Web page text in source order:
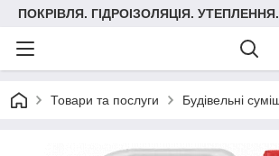
ПОКРІВЛЯ. ГІДРОІЗОЛЯЦІЯ. УТЕПЛЕННЯ.
Товари та послуги Будівельні